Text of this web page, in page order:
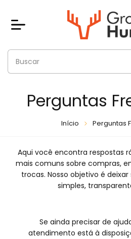
Perguntas
Início Perguntas
Aqui você encontra respostas
mais comuns sobre compras,
trocas. Nosso objetivo é
simples,
Se ainda precisar de
atendimento está à